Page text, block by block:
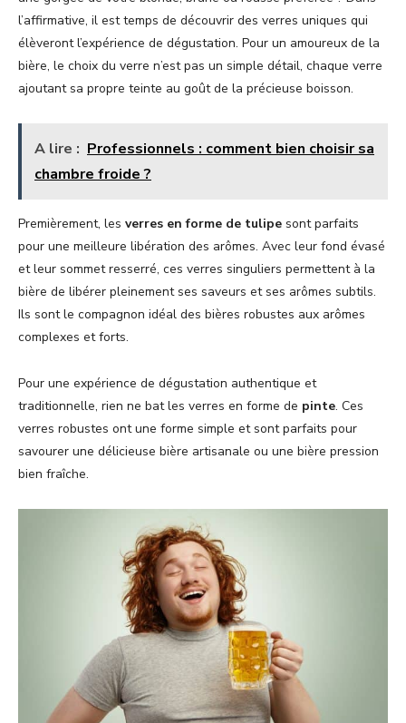
l’affirmative, il est temps de découvrir des verres uniques qui
élèveront l’expérience de dégustation. Pour un amoureux de la
bière, le choix du verre n’est pas un simple détail, chaque verre
ajoutant sa propre teinte au goût de la précieuse boisson.
A lire : Professionnels : comment bien choisir sa
chambre froide ?
Premièrement, les verres en forme de tulipe sont parfaits
pour une meilleure libération des arômes. Avec leur fond évasé
et leur sommet resserré, ces verres singuliers permettent à la
bière de libérer pleinement ses saveurs et ses arômes subtils.
Ils sont le compagnon idéal des bières robustes aux arômes
complexes et forts.
Pour une expérience de dégustation authentique et
traditionnelle, rien ne bat les verres en forme de pinte. Ces
verres robustes ont une forme simple et sont parfaits pour
savourer une délicieuse bière artisanale ou une bière pression
bien fraîche.